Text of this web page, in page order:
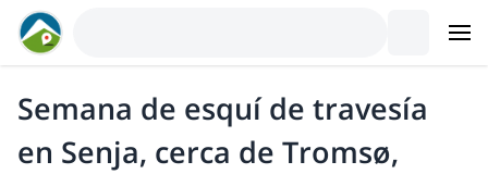
Semana de esquí de travesía
en Senja, cerca de Tromsø,